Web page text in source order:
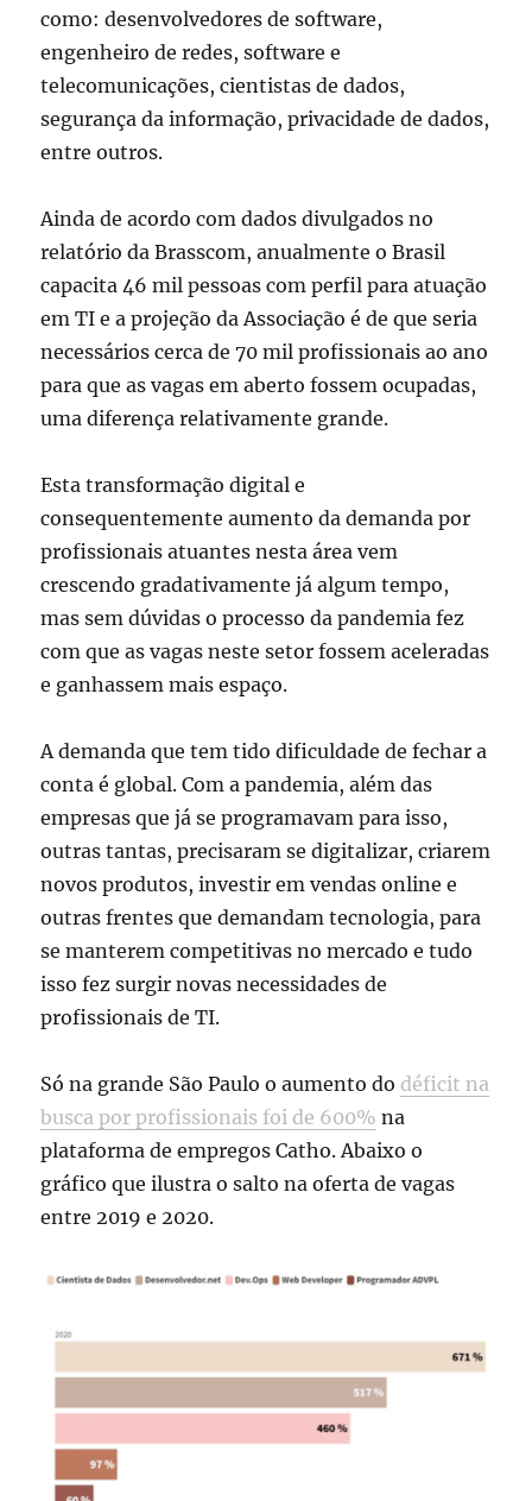
como: desenvolvedores de software,
engenheiro de redes, software e
telecomunicações, cientistas de dados,
segurança da informação, privacidade de dados,
entre outros.
Ainda de acordo com dados divulgados no
relatório da Brasscom, anualmente o Brasil
capacita 46 mil pessoas com perfil para atuação
em TI e a projeção da Associação é de que seria
necessários cerca de 70 mil profissionais ao ano
para que as vagas em aberto fossem ocupadas,
uma diferença relativamente grande.
Esta transformação digital e
consequentemente aumento da demanda por
profissionais atuantes nesta área vem
crescendo gradativamente já algum tempo,
mas sem dúvidas o processo da pandemia fez
com que as vagas neste setor fossem aceleradas
e ganhassem mais espaço.
A demanda que tem tido dificuldade de fechar a
conta é global. Com a pandemia, além das
empresas que já se programavam para isso,
outras tantas, precisaram se digitalizar, criarem
novos produtos, investir em vendas online e
outras frentes que demandam tecnologia, para
se manterem competitivas no mercado e tudo
isso fez surgir novas necessidades de
profissionais de TI.
Só na grande São Paulo o aumento do déficit na
busca por profissionais foi de 600% na
plataforma de empregos Catho. Abaixo o
gráfico que ilustra o salto na oferta de vagas
entre 2019 e 2020.